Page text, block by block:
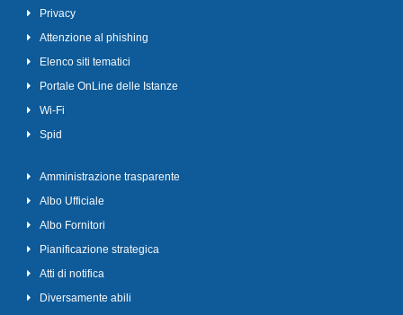
Privacy
Attenzione al phishing
Elenco siti tematici
Portale OnLine delle Istanze
Wi-Fi
Spid
Amministrazione trasparente
Albo Ufficiale
Albo Fornitori
Pianificazione strategica
Atti di notifica
Diversamente abili